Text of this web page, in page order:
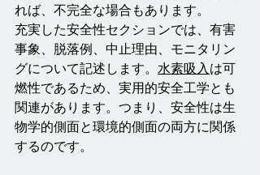
れば、不完全な場合もあります。
充実した安全性セクションでは、有害
事象、脱落例、中止理由、モニタリン
グについて記述します。 水素吸入は可
燃性であるため、実用的安全工学とも
関連があります。つまり、安全性は生
物学的側面と環境的側面の両方に関係
するのです。